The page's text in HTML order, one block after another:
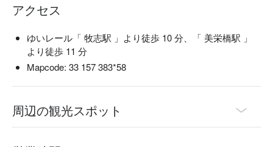
アクセス
ゆいレール「 牧志駅 」より徒歩 10 分、「 美栄橋駅 」
より徒歩 11 分
Mapcode: 33 157 383*58
周辺の観光スポット